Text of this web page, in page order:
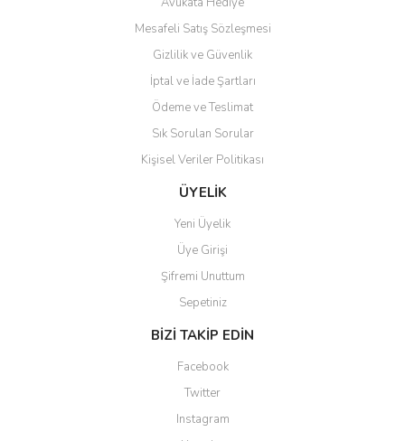
Mesafeli Satış Sözleşmesi
Gizlilik ve Güvenlik
İptal ve İade Şartları
Ödeme ve Teslimat
Sık Sorulan Sorular
Kişisel Veriler Politikası
ÜYELİK
Yeni Üyelik
Üye Girişi
Şifremi Unuttum
Sepetiniz
BİZİ TAKİP EDİN
Facebook
Twitter
Instagram